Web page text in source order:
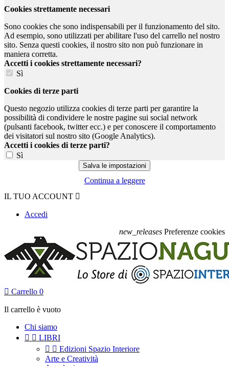
Cookies strettamente necessari
Sono cookies che sono indispensabili per il funzionamento del sito.
Ad esempio, sono utilizzati per abilitare l'uso del carrello nel nostro
sito. Senza questi cookies, il nostro sito non può funzionare in
maniera corretta.
Accetti i cookies strettamente necessari?
Sì
Cookies di terze parti
Questo negozio utilizza cookies di terze parti per garantire la
possibilità di condividere le nostre pagine sui social network
(pulsanti facebook, twitter ecc.) e per conoscere il comportamento
dei visitatori sul nostro sito (Google Analytics).
Accetti i cookies di terze parti?
Sì
Continua a leggere
IL TUO ACCOUNT 
Accedi
new_releases Preferenze cookies
 Carrello 0
Il carrello è vuoto
Chi siamo
  LIBRI
  Edizioni Spazio Interiore
Arte e Creatività